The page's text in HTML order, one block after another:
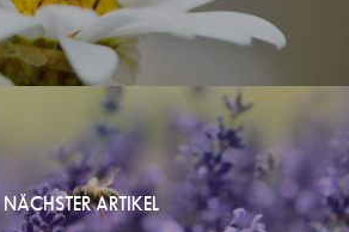
NÄCHSTER ARTIKEL